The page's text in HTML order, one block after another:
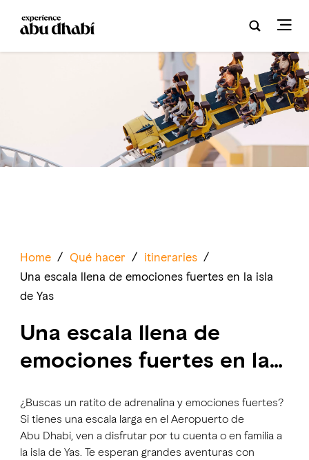
Home / Qué hacer / itineraries /
Una escala llena de emociones fuertes en la isla
de Yas
Una escala llena de
emociones fuertes en la
¿Buscas un ratito de adrenalina y emociones fuertes?
Si tienes una escala larga en el Aeropuerto de
Abu Dhabi, ven a disfrutar por tu cuenta o en familia a
la isla de Yas. Te esperan grandes aventuras con